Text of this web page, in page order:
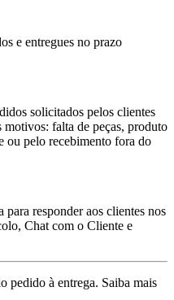
e entregues no prazo
solicitados pelos clientes
falta de peças, produto
ou pelo recebimento fora do
responder aos clientes nos
Chat com o Cliente e
pedido à entrega. Saiba mais